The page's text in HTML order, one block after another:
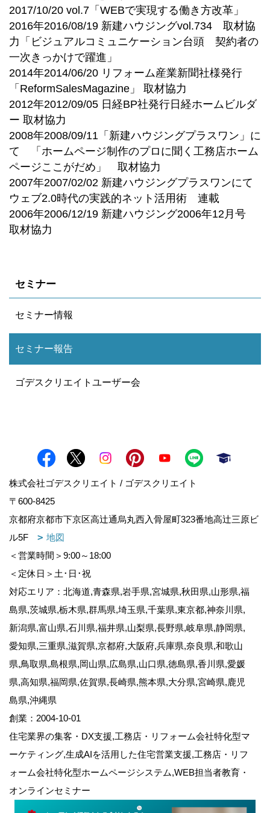
2017/10/20 vol.7「WEBで実現する働き方改革」
2016年2016/08/19 新建ハウジングvol.734 取材協
力「ビジュアルコミュニケーション台頭 契約者の
一次きっかけで躍進」
2014年2014/06/20 リフォーム産業新聞社様発行
「ReformSalesMagazine」 取材協力
2012年2012/09/05 日経BP社発行日経ホームビルダ
ー 取材協力
2008年2008/09/11「新建ハウジングプラスワン」に
て 「ホームページ制作のプロに聞く工務店ホーム
ページここがだめ」 取材協力
2007年2007/02/02 新建ハウジングプラスワンにて
ウェブ2.0時代の実践的ネット活用術 連載
2006年2006/12/19 新建ハウジング2006年12月号
取材協力
セミナー
セミナー情報
セミナー報告
ゴデスクリエイトユーザー会
株式会社ゴデスクリエイト / ゴデスクリエイト
〒600-8425
京都府京都市下京区高辻通烏丸西入骨屋町323番地高辻三原ビ
ル5F
地図
＜営業時間＞9:00～18:00
＜定休日＞土･日･祝
対応エリア：北海道,青森県,岩手県,宮城県,秋田県,山形県,福
島県,茨城県,栃木県,群馬県,埼玉県,千葉県,東京都,神奈川県,
新潟県,富山県,石川県,福井県,山梨県,長野県,岐阜県,静岡県,
愛知県,三重県,滋賀県,京都府,大阪府,兵庫県,奈良県,和歌山
県,鳥取県,島根県,岡山県,広島県,山口県,徳島県,香川県,愛媛
県,高知県,福岡県,佐賀県,長崎県,熊本県,大分県,宮崎県,鹿児
島県,沖縄県
創業：2004-10-01
住宅業界の集客・DX支援,工務店・リフォーム会社特化型マ
ーケティング,生成AIを活用した住宅営業支援,工務店・リフ
ォーム会社特化型ホームページシステム,WEB担当者教育・
オンラインセミナー